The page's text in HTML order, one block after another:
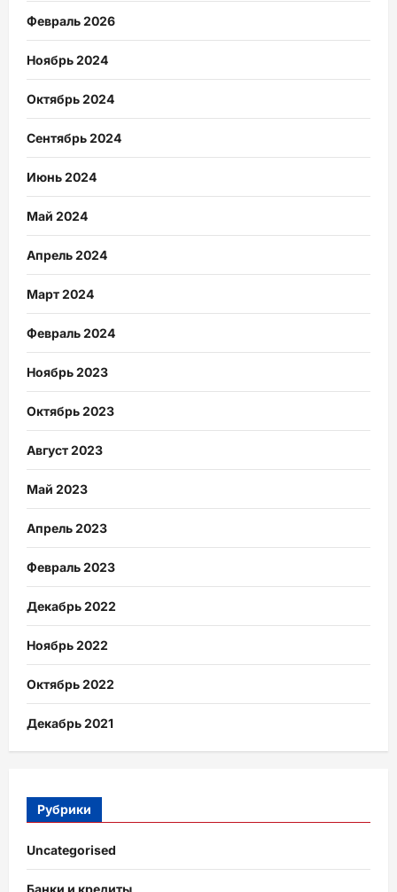
Февраль 2026
Ноябрь 2024
Октябрь 2024
Сентябрь 2024
Июнь 2024
Май 2024
Апрель 2024
Март 2024
Февраль 2024
Ноябрь 2023
Октябрь 2023
Август 2023
Май 2023
Апрель 2023
Февраль 2023
Декабрь 2022
Ноябрь 2022
Октябрь 2022
Декабрь 2021
Рубрики
Uncategorised
Банки и кредиты